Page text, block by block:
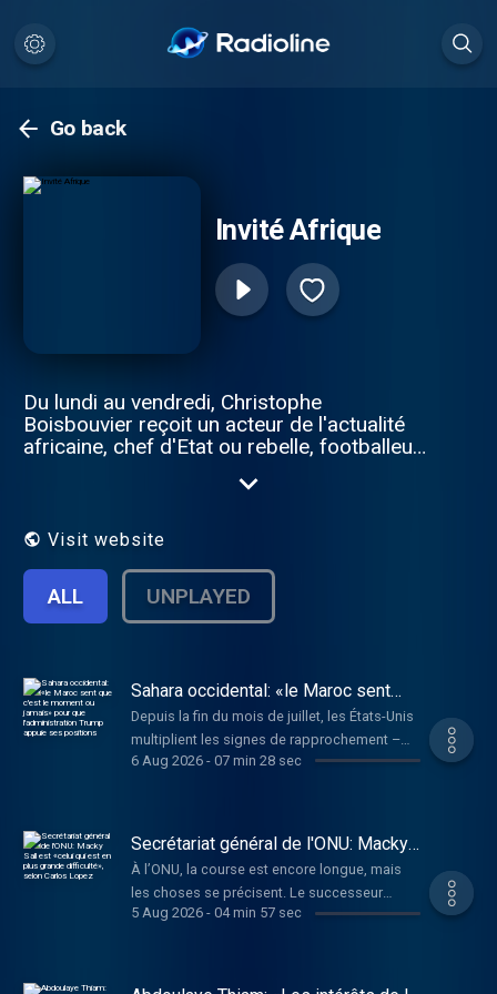
Go back
Invité Afrique
Du lundi au vendredi, Christophe
Boisbouvier reçoit un acteur de l'actualité
africaine, chef d'Etat ou rebelle, footballeur
polémique, mais ce n'est jamais langue de
Visit website
ALL UNPLAYED
Sahara occidental: «le Maroc sent
que c'est le moment ou jamais» pour
que l'administration Trump appuie
ses positions
Depuis la fin du mois de juillet, les États-Unis
multiplient les signes de rapprochement –
tant économiques que diplomatiques – avec
d'autonomie marocain pour le Sahara
occidental, en échange d'une normalisation
des relations du pays avec Israël.
Aujourd'hui, Washington semble prêt à
appuyer aussi les revendications marocaines
6 Aug 2026- 07 min 28 sec
Secrétariat général de l'ONU: Macky
Sall est «celui qui est en plus grande
difficulté», selon Carlos Lopez
À l’ONU, la course est encore longue, mais
les choses se précisent. Le successeur
d’António Guterres pour le poste de
ils permettent d’affiner les pronostics. Et
5 Aug 2026- 04 min 57 sec